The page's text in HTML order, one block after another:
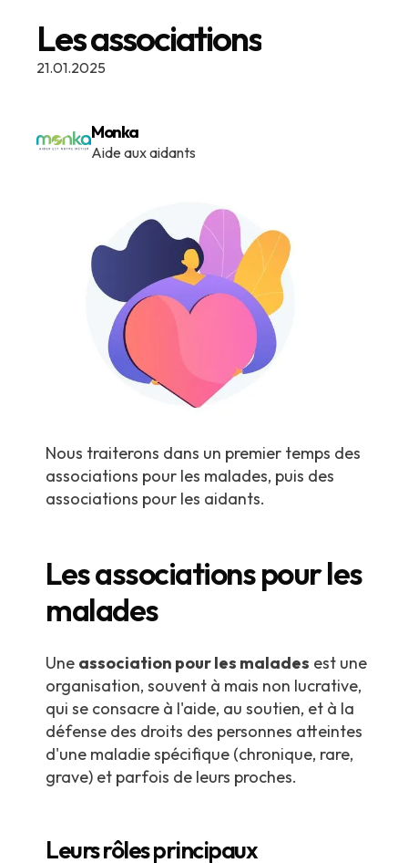
Les associations
21.01.2025
Monka
Aide aux aidants
Nous traiterons dans un premier temps des
associations pour les malades, puis des
associations pour les aidants.
Les associations pour les
malades
Une association pour les malades est une
organisation, souvent à mais non lucrative,
qui se consacre à l'aide, au soutien, et à la
défense des droits des personnes atteintes
d'une maladie spécifique (chronique, rare,
grave) et parfois de leurs proches.
Leurs rôles principaux